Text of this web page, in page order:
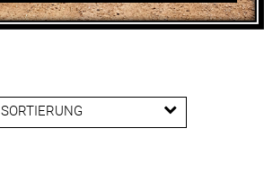
SORTIERUNG